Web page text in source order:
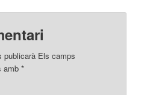
publicarà Els camps
amb*